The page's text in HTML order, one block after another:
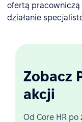
ofertą pracowniczą
działanie
Zobacz
akcji
Od Core HR